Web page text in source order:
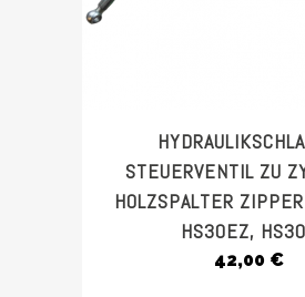
STEUERVENTIL ZU
HOLZSPALTER
HS30EZ,
42,00 €